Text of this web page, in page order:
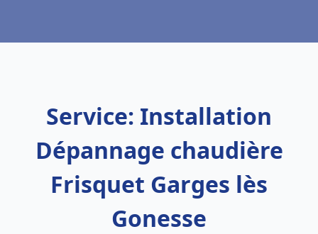
Service: Installation
Dépannage chaudière
Frisquet Garges lès
Gonesse